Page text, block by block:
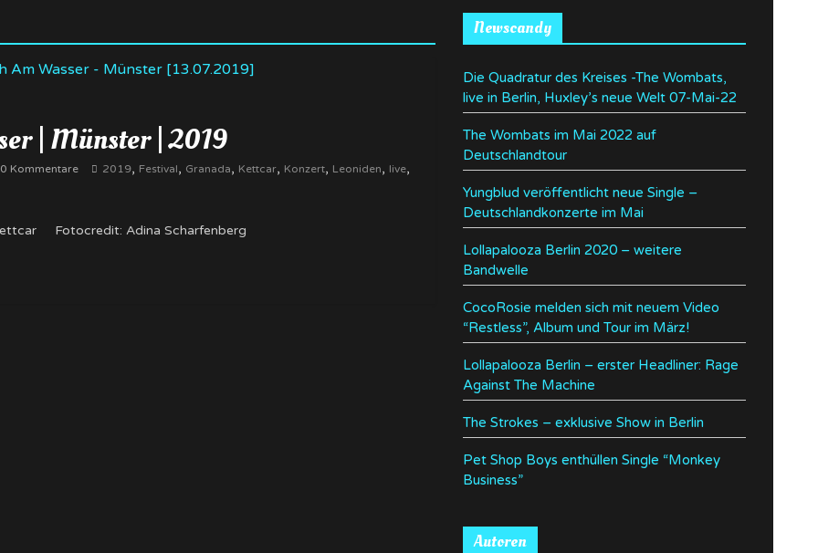
| Münster | 2019
0 Kommentare 2019, Festival, Granada, Kettcar, Konzert, Leoniden, live,
Fotocredit: Adina Scharfenberg
Newscandy
Die Quadratur des Kreises -The Wombats,
live in Berlin, Huxley’s neue Welt 07-Mai-22
The Wombats im Mai 2022 auf
Deutschlandtour
Yungblud veröffentlicht neue Single –
Deutschlandkonzerte im Mai
Lollapalooza Berlin 2020 – weitere
Bandwelle
CocoRosie melden sich mit neuem Video
“Restless”, Album und Tour im März!
Lollapalooza Berlin – erster Headliner: Rage
Against The Machine
The Strokes – exklusive Show in Berlin
Pet Shop Boys enthüllen Single “Monkey
Business”
Autoren